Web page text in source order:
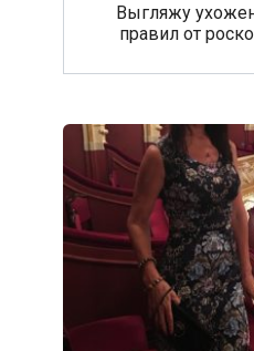
Выгляжу
правил от